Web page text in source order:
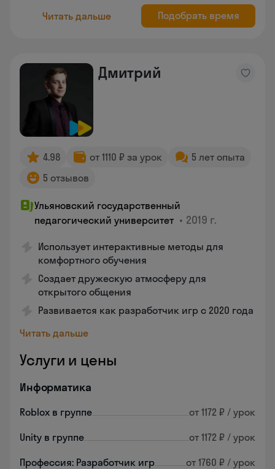
Читать дальше Подобрать время
Дмитрий
4.98 от 1110 ₽ за урок
5 лет опыта
5 отзывов
Ульяновский государственный
педагогический университет • 2019 г.
Использует интерактивные методы для
комфортного обучения
Создает дружескую атмосферу для
открытого общения
Развивается как разработчик игр с 2020 года
Читать дальше
Услуги и цены
Информатика
Roblox в группе от 1172 ₽ / урок
Unity в группе от 1172 ₽ / урок
Профессия: Разработчик игр от 1760 ₽ / урок